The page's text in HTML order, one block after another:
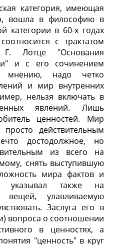
категория, имеющая
вошла в философию в
категории в 60-х годах
с трактатом
Г. Лотце "Основания
и с его сочинением
мнению, надо четко
и мир внутренних
нельзя включать в
явлений. Лишь
ценностей. Мир
действительным
достодолжное, но
из всего на
снять выступившую
мира фактов и
указывал также на
вещей, улавливаемую
Заслуга его в
вопроса о соотношении
в ценностях, а
"ценность" в круг